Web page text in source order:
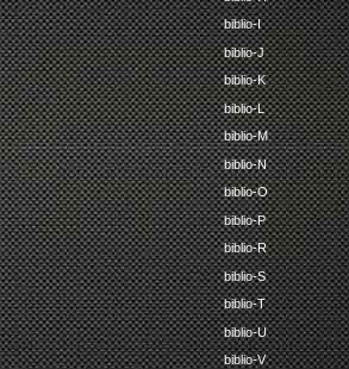
biblio-I
biblio-J
biblio-K
biblio-L
biblio-M
biblio-N
biblio-O
biblio-P
biblio-R
biblio-S
biblio-T
biblio-U
biblio-V